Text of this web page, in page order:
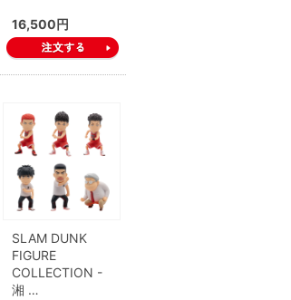
16,500円
SLAM DUNK
FIGURE
COLLECTION -
湘 …